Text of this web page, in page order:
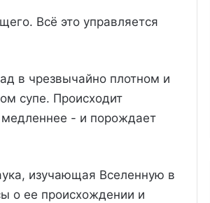
Всё это управляется
в чрезвычайно плотном и
супе. Происходит
медленнее - и порождает
изучающая Вселенную в
о ее происхождении и